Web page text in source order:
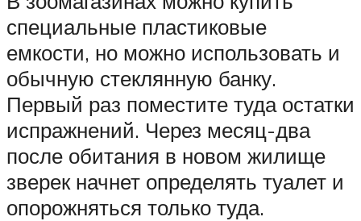
специальные пластиковые
емкости, но можно использовать и
обычную стеклянную банку.
Первый раз поместите туда остатки
испражнений. Через месяц-два
после обитания в новом жилище
зверек начнет определять туалет и
опорожняться только туда.